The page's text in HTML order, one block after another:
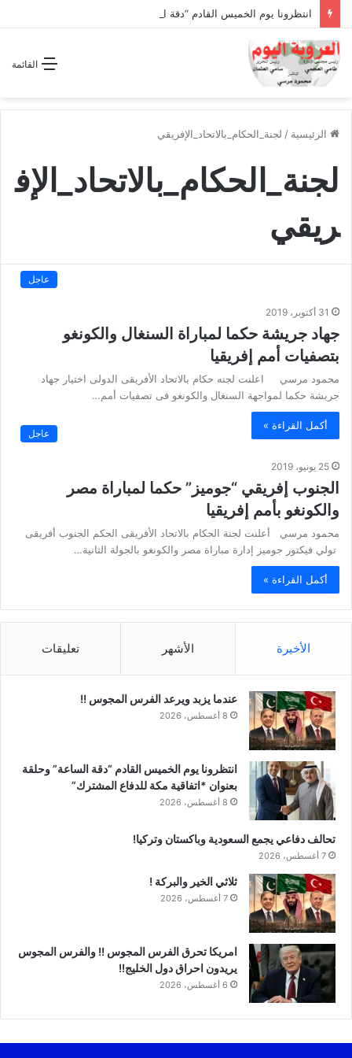
القائمة
الرئيسية / لجنة_الحكام_بالاتحاد_الإفريقي
لجنة_الحكام_بالاتحاد_الإف
ريقي
عاجل
31 أكتوبر، 2019
جهاد جريشة حكما لمباراة السنغال والكونغو
بتصفيات أمم إفريقيا
محمود مرسي اعلنت لجنه حكام بالاتحاد الأفريقى الدولى اختيار جهاد
جريشة حكما لمواجهة السنغال والكونغو فى تصفيات أمم…
أكمل القراءة »
عاجل
25 يونيو، 2019
الجنوب إفريقي “جوميز” حكما لمباراة مصر
والكونغو بأمم إفريقيا
محمود مرسي أعلنت لجنة الحكام بالاتحاد الأفريقى الحكم الجنوب أفريقى
تولي فيكتور جوميز إدارة مباراة مصر والكونغو بالجولة الثانية…
أكمل القراءة »
الأخيرة الأشهر تعليقات
عندما يزبد ويرعد الفرس المجوس !!
8 أغسطس، 2026
انتظرونا يوم الخميس القادم “دقة الساعة” وحلقة
بعنوان *اتفاقية مكة للدفاع المشترك”
8 أغسطس، 2026
تحالف دفاعي يجمع السعودية وباكستان وتركيا!
7 أغسطس، 2026
ثلاثي الخير والبركة !
7 أغسطس، 2026
امريكا تحرق الفرس المجوس !! والفرس المجوس
يريدون احراق دول الخليج!!
6 أغسطس، 2026